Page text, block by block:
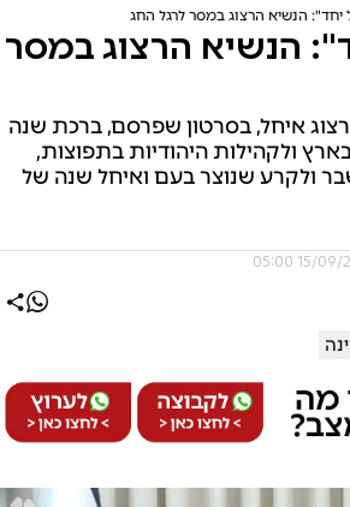
הנשיא הרצוג במסר לרגל החג
הנשיא הרצוג במסר
איחל, בסרטון שפרסם, ברכת שנה
ולקהילות היהודיות בתפוצות,
ולקרע שנוצר בעם ואיחל שנה של